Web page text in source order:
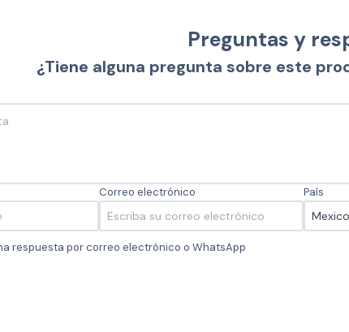
Preguntas y
¿Tiene alguna pregunta sobre este
Correo electrónico País
respuesta por correo electrónico o WhatsApp